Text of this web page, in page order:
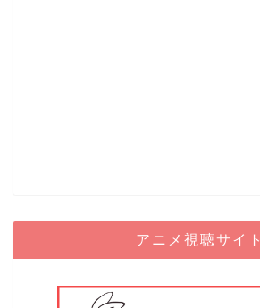
アニメ視聴サイト